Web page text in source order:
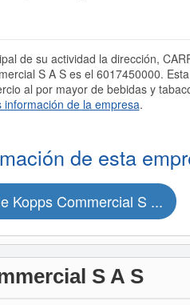
de su actividad la dirección,
S A S es el 6017450000.
al por mayor de bebidas y
información de la empresa.
de esta
Kopps Commercial S ...
S A S